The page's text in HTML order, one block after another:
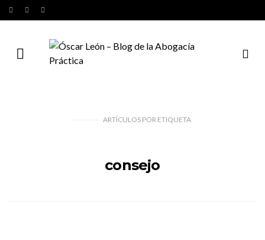
ARTÍCULOS PORETIQUETA
consejo